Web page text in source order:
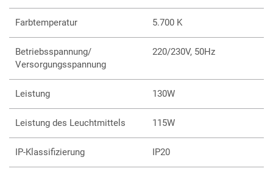
Farbtemperatur 5.700 K
Betriebsspannung/
Versorgungsspannung
220/230V, 50Hz
Leistung 130W
Leistung des Leuchtmittels 115W
IP-Klassifizierung IP20